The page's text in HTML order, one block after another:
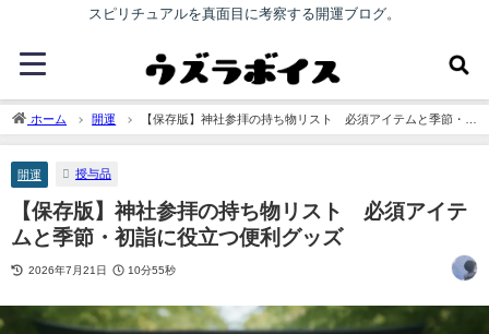
スピリチュアルを真面目に考察する開運ブログ。
ホーム 開運
【保存版】神社参拝の持ち物リスト 必須アイテムと季節・初
詣に役立つ便利グッズ
開運 授与品
【保存版】神社参拝の持ち物リスト 必須アイテ
ムと季節・初詣に役立つ便利グッズ
2026年7月21日 10分55秒